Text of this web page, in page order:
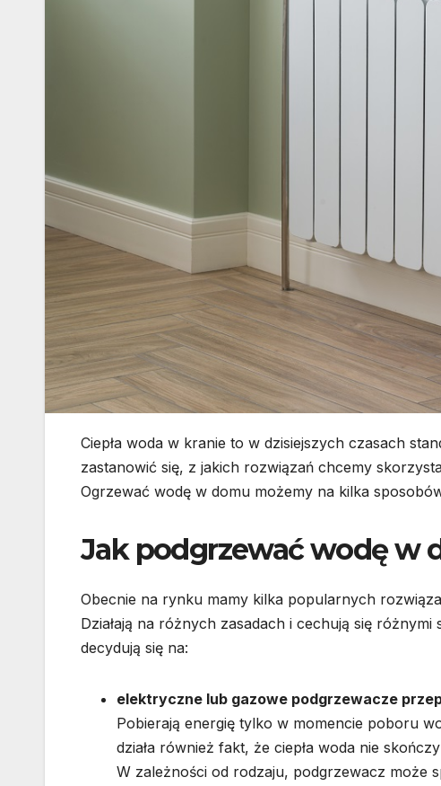
Ciepła woda w kranie to w dzisiejszych czasach
zastanowić się, z jakich rozwiązań chcemy
Ogrzewać wodę w domu możemy na kilka
Jak podgrzewać wodę w
Obecnie na rynku mamy kilka popularnych
Działają na różnych zasadach i cechują się
decydują się na:
elektryczne lub gazowe podgrzewacze
Pobierają energię tylko w momencie poboru
działa również fakt, że ciepła woda nie
W zależności od rodzaju, podgrzewacz może